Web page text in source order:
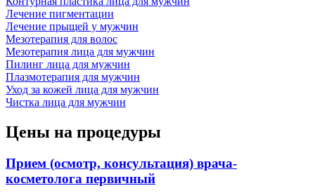
Лечение пигментации
Лечение прыщей у мужчин
Мезотерапия для волос
Мезотерапия лица для мужчин
Пилинг лица для мужчин
Плазмотерапия для мужчин
Уход за кожей лица для мужчин
Чистка лица для мужчин
Цены на процедуры
Прием (осмотр, консультация) врача-
косметолога первичный